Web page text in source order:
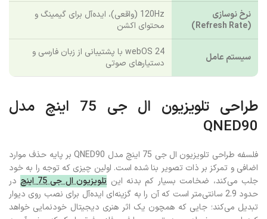
نرخ نوسازی
(Refresh Rate)
120Hz (واقعی)، ایده‌آل برای گیمینگ و
محتوای اکشن
سیستم عامل
webOS 24 با پشتیبانی از زبان فارسی و
دستیارهای صوتی
طراحی تلویزیون ال جی 75 اینچ مدل
QNED90
فلسفه طراحی تلویزیون ال جی 75 اینچ مدل QNED90 بر پایه حذف موارد
اضافی و تمرکز بر ذات تصویر بنا شده است. اولین چیزی که توجه را به خود
جلب می‌کند، ضخامت بسیار کم بدنه این تلویزیون ال جی 75 اینچ
در
حدود 2.9 سانتی‌متر است که آن را به گزینه‌ای ایده‌آل برای نصب روی دیوار
تبدیل می‌کند؛ جایی که همچون یک اثر هنری دیجیتال خودنمایی خواهد